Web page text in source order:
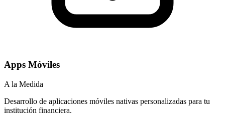
Apps Móviles
A la Medida
Desarrollo de aplicaciones móviles nativas personalizadas para tu
institución financiera.